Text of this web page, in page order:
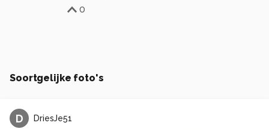
0
Soortgelijke foto's
D DriesJe51